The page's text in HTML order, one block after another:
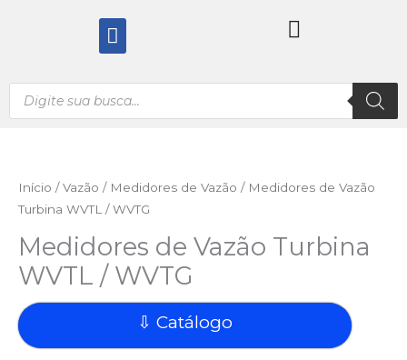
Menu
Pesquisar
produtos
Início /Vazão / Medidores de Vazão / Medidores de Vazão
Turbina WVTL / WVTG
Medidores de Vazão Turbina
WVTL / WVTG
⇩ Catálogo